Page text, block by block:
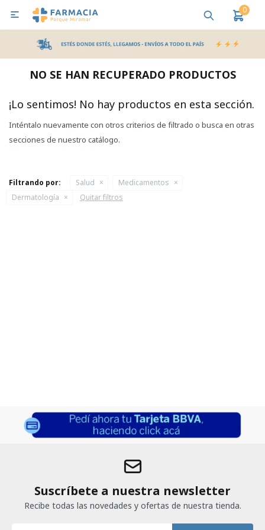
0

NO SE HAN RECUPERADO PRODUCTOS
¡Lo sentimos! No hay productos en esta sección.
Inténtalo nuevamente con otros criterios de filtrado o busca en otras
secciones de nuestro catálogo.
Filtrando por: Salud
Medicamentos
Dermatología
Quitar filtros
Suscríbete a nuestra newsletter
Recibe todas las novedades y ofertas de nuestra tienda.
MI CUENTA
Bebes y Maternidad Salud
Pañales y Toallitas
Lactancia y Nutrición
Higiene y Bienestar